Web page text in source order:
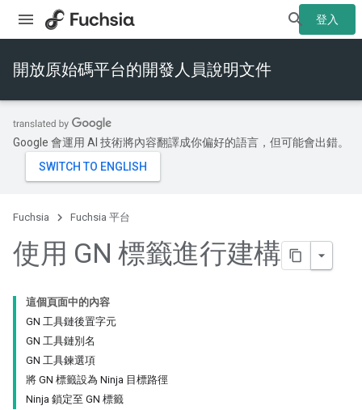
登入
開放原始碼平台的開發人員說明文件
Google 會運用 AI 技術將內容翻譯成你偏好的語言，但可能會出錯。
Fuchsia Fuchsia 平台
使用 GN 標籤進行建構
這個頁面中的內容
GN 工具鏈後置字元
GN 工具鏈別名
GN 工具鍊選項
將 GN 標籤設為 Ninja 目標路徑
Ninja 鎖定至 GN 標籤